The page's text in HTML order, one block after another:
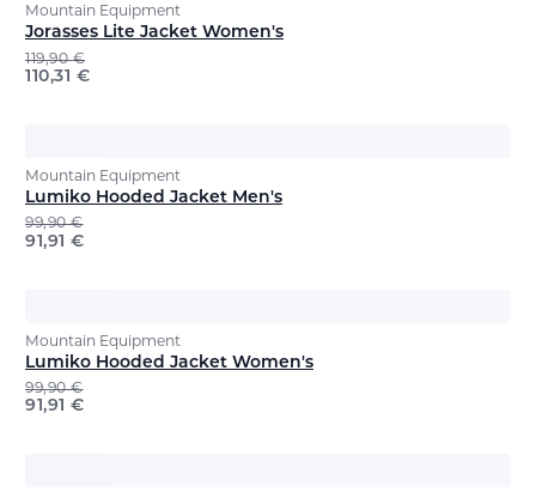
Mountain Equipment
Jorasses Lite Jacket Women's
119,90€
110,31 €
Mountain Equipment
Lumiko Hooded Jacket Men's
99,90€
91,91 €
Mountain Equipment
Lumiko Hooded Jacket Women's
99,90€
91,91 €